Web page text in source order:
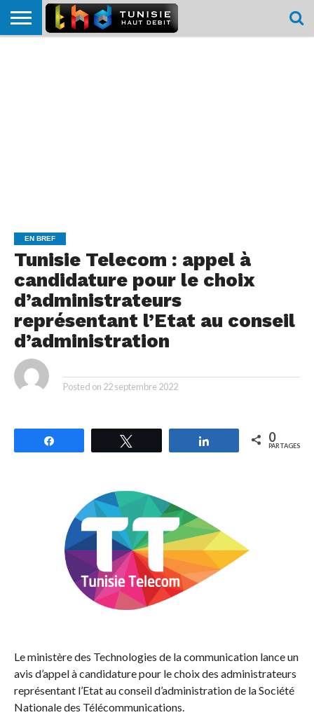
EN BREF
Tunisie Telecom : appel à
candidature pour le choix
d’administrateurs
représentant l’Etat au conseil
d’administration
Posted on 22 septembre 2022
Partagez 0
PARTAGES
Le ministère des Technologies de la communication lance un
avis d’appel à candidature pour le choix des administrateurs
représentant l’Etat au conseil d’administration de la Société
Nationale des Télécommunications.